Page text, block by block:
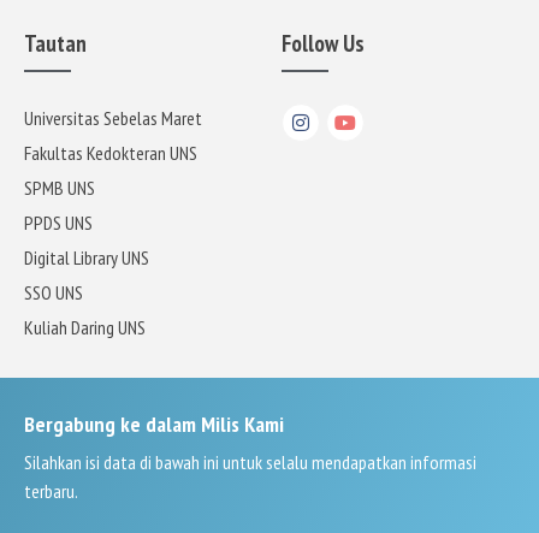
Tautan
Universitas Sebelas Maret
Fakultas Kedokteran UNS
SPMB UNS
PPDS UNS
Digital Library UNS
SSO UNS
Kuliah Daring UNS
Follow Us
Bergabung ke dalam Milis Kami
Silahkan isi data di bawah ini untuk selalu mendapatkan informasi
terbaru.